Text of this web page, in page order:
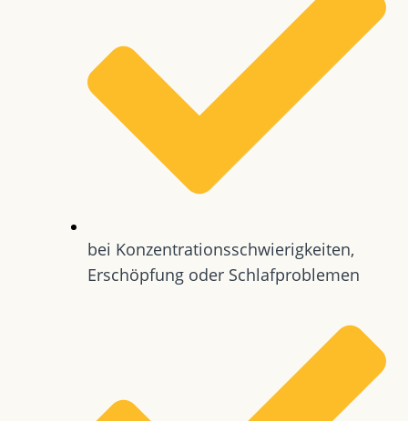
bei Konzentrationsschwierigkeiten,
Erschöpfung oder Schlafproblemen